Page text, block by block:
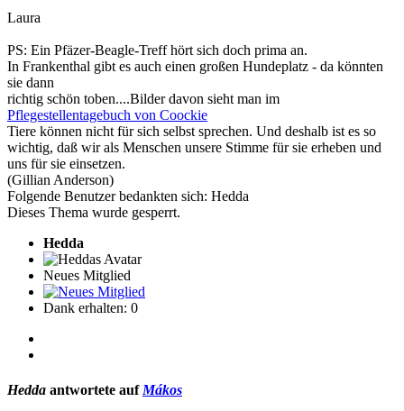
Laura
PS: Ein Pfäzer-Beagle-Treff hört sich doch prima an.
In Frankenthal gibt es auch einen großen Hundeplatz - da könnten
sie dann
richtig schön toben....Bilder davon sieht man im
Pflegestellentagebuch von Coockie
Tiere können nicht für sich selbst sprechen. Und deshalb ist es so
wichtig, daß wir als Menschen unsere Stimme für sie erheben und
uns für sie einsetzen.
(Gillian Anderson)
Folgende Benutzer bedankten sich: Hedda
Dieses Thema wurde gesperrt.
Hedda
Neues Mitglied
Dank erhalten: 0
Hedda antwortete auf Mákos